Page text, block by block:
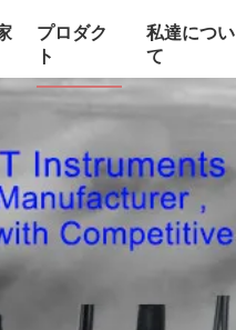
プロダク
ト
私達につい
て